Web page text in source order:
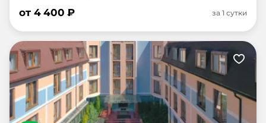
от 4 400 ₽ за 1 сутки